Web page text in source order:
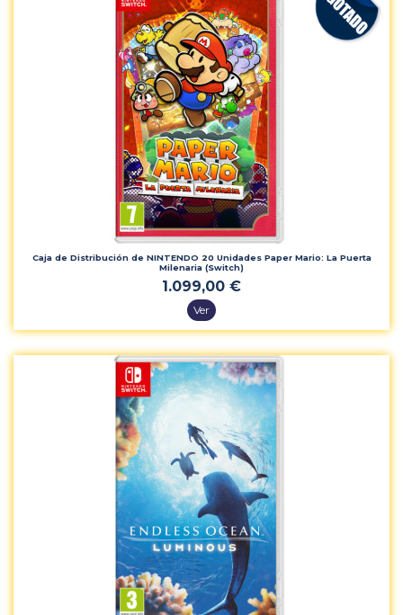
Caja de Distribución de NINTENDO 20 Unidades Paper Mario: La Puerta
Milenaria (Switch)
1.099,00 €
Ver